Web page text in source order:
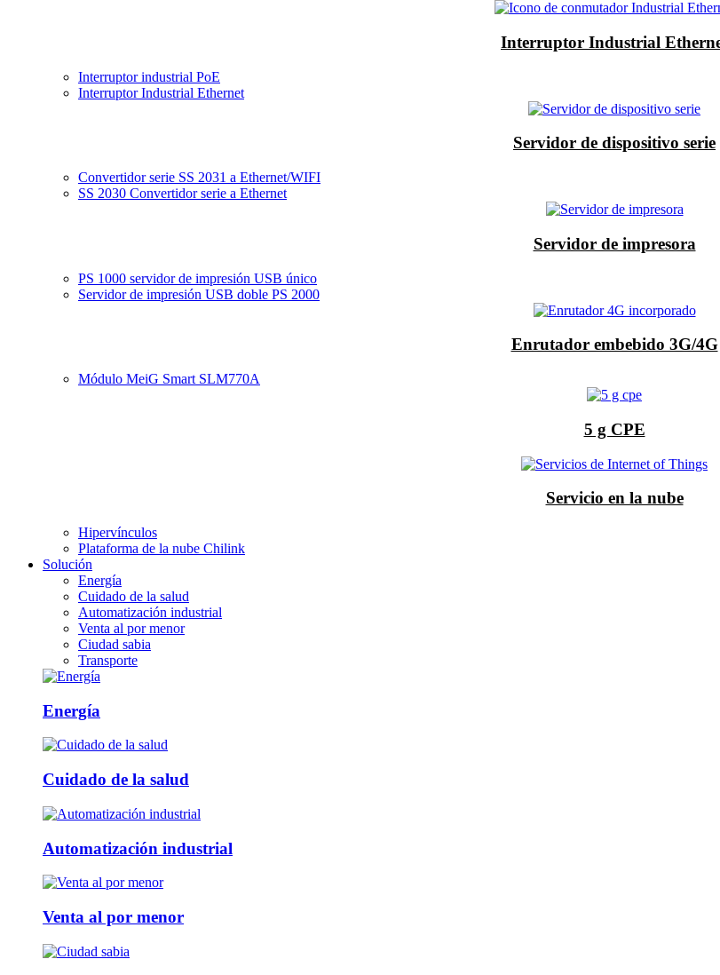
Interruptor Industrial
Interruptor industrial PoE
Interruptor Industrial Ethernet
Servidor de dispositivo serie
Convertidor serie SS 2031 a Ethernet/WIFI
SS 2030 Convertidor serie a Ethernet
Servidor de impresora
PS 1000 servidor de impresión USB único
Servidor de impresión USB doble PS 2000
Enrutador embebido 3G/4G
Módulo MeiG Smart SLM770A
5 g CPE
Servicio en la nube
Hipervínculos
Plataforma de la nube Chilink
Solución
Energía
Cuidado de la salud
Automatización industrial
Venta al por menor
Ciudad sabia
Transporte
Energía
Cuidado de la salud
Automatización industrial
Venta al por menor